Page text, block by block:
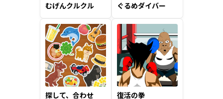
むげんクルクル ぐるめダイバー
探して、合わせ 復活の拳